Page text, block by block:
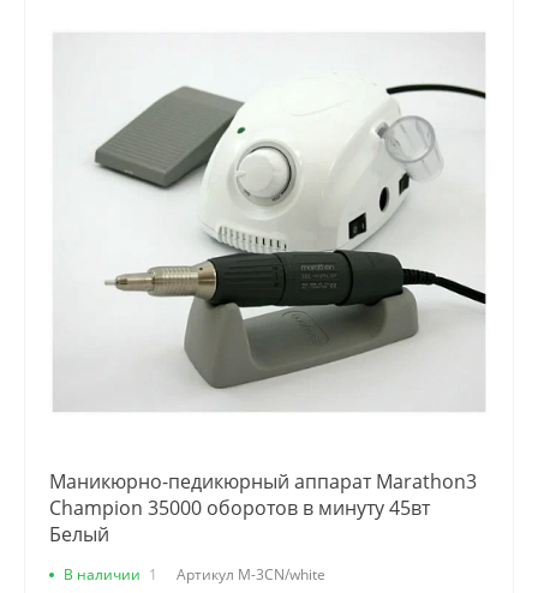
Маникюрно-педикюрный аппарат Marathon3
Champion 35000 оборотов в минуту 45вт
Белый
В наличии 1 Артикул M-3CN/white